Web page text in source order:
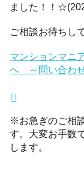
ました！！
ご相談お待ちし
マンションマニ
へ ～問い合わ
※お急ぎのご相
す。大変お手数
します。